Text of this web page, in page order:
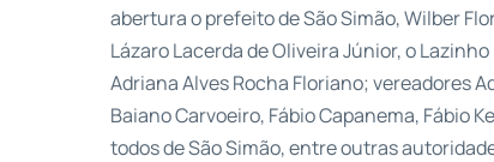
abertura o prefeito de São Simão, Wilber
Lázaro Lacerda de Oliveira Júnior, o
Adriana Alves Rocha Floriano; vereadores
Baiano Carvoeiro, Fábio Capanema, Fábio
todos de São Simão, entre outras